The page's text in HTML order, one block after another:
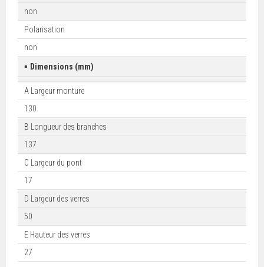
non
Polarisation
non
▪ Dimensions (mm)
A Largeur monture
130
B Longueur des branches
137
C Largeur du pont
17
D Largeur des verres
50
E Hauteur des verres
27